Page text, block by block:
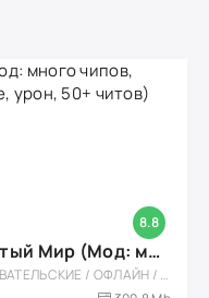
8.8
Toilet Fight Открытый Мир (Мод: много чипов, денег, все открыто, бессмертие, урон, 50+ читов)
АРКАДЫ / ОДНОПОЛЬЗОВАТЕЛЬСКИЕ / ОФЛАЙН / МОД / РОЛЕВЫЕ / ШУТЕРЫ / ОТКРЫТЫЙ МИР / ВСТРОЕННЫЙ КЕШ / 3D / ЭКШЕНЫ / ТУАЛЕТНЫЕ ВОЙНЫ / ДЛЯ ДЕТЕЙ